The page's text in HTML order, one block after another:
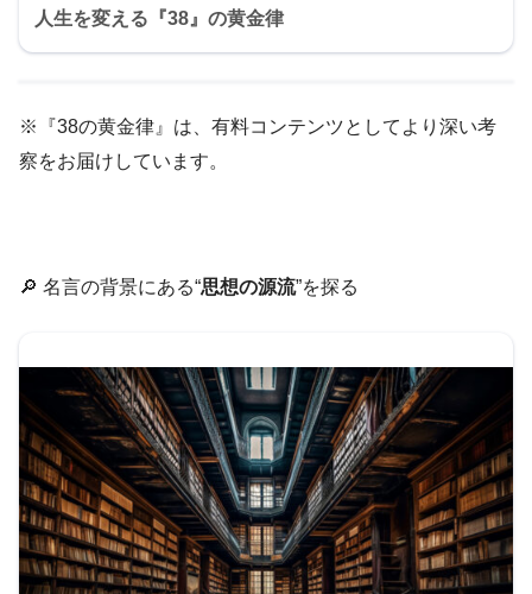
人生を変える『38』の黄金律
※『38の黄金律』は、有料コンテンツとしてより深い考
察をお届けしています。
🔎 名言の背景にある“思想の源流”を探る